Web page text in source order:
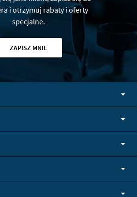
i otrzymuj rabaty i oferty
specjalne.
ZAPISZ MNIE